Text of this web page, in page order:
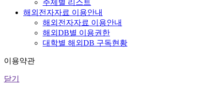
주제별 리스트
해외전자자료 이용안내
해외전자자료 이용안내
해외DB별 이용권한
대학별 해외DB 구독현황
이용약관
닫기